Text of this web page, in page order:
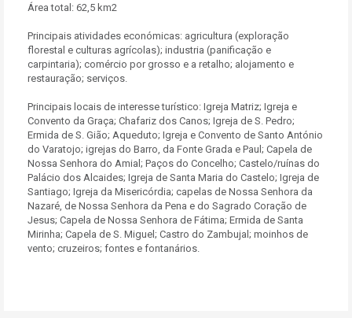
Área total: 62,5 km2
Principais atividades económicas: agricultura (exploração
florestal e culturas agrícolas); industria (panificação e
carpintaria); comércio por grosso e a retalho; alojamento e
restauração; serviços.
Principais locais de interesse turístico: Igreja Matriz; Igreja e
Convento da Graça; Chafariz dos Canos; Igreja de S. Pedro;
Ermida de S. Gião; Aqueduto; Igreja e Convento de Santo António
do Varatojo; igrejas do Barro, da Fonte Grada e Paul; Capela de
Nossa Senhora do Amial; Paços do Concelho; Castelo/ruínas do
Palácio dos Alcaides; Igreja de Santa Maria do Castelo; Igreja de
Santiago; Igreja da Misericórdia; capelas de Nossa Senhora da
Nazaré, de Nossa Senhora da Pena e do Sagrado Coração de
Jesus; Capela de Nossa Senhora de Fátima; Ermida de Santa
Mirinha; Capela de S. Miguel; Castro do Zambujal; moinhos de
vento; cruzeiros; fontes e fontanários.